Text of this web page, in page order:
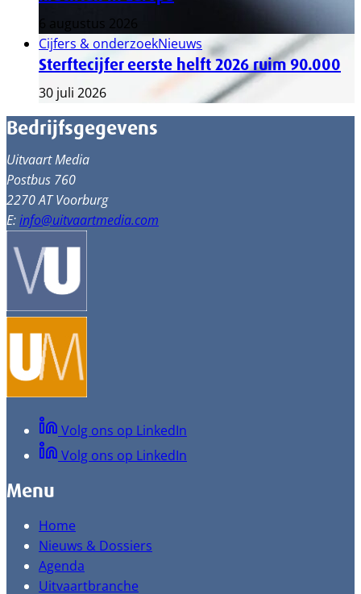
6 augustus 2026
Cijfers & onderzoekNieuws
Sterftecijfer eerste helft 2026 ruim 90.000
30 juli 2026
Bedrijfsgegevens
Uitvaart Media
Postbus 760
2270 AT Voorburg
E:info@uitvaartmedia.com
Volg ons op LinkedIn
Volg ons op LinkedIn
Menu
Home
Nieuws & Dossiers
Agenda
Uitvaartbranche